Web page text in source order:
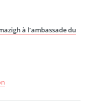
à l’ambassade du